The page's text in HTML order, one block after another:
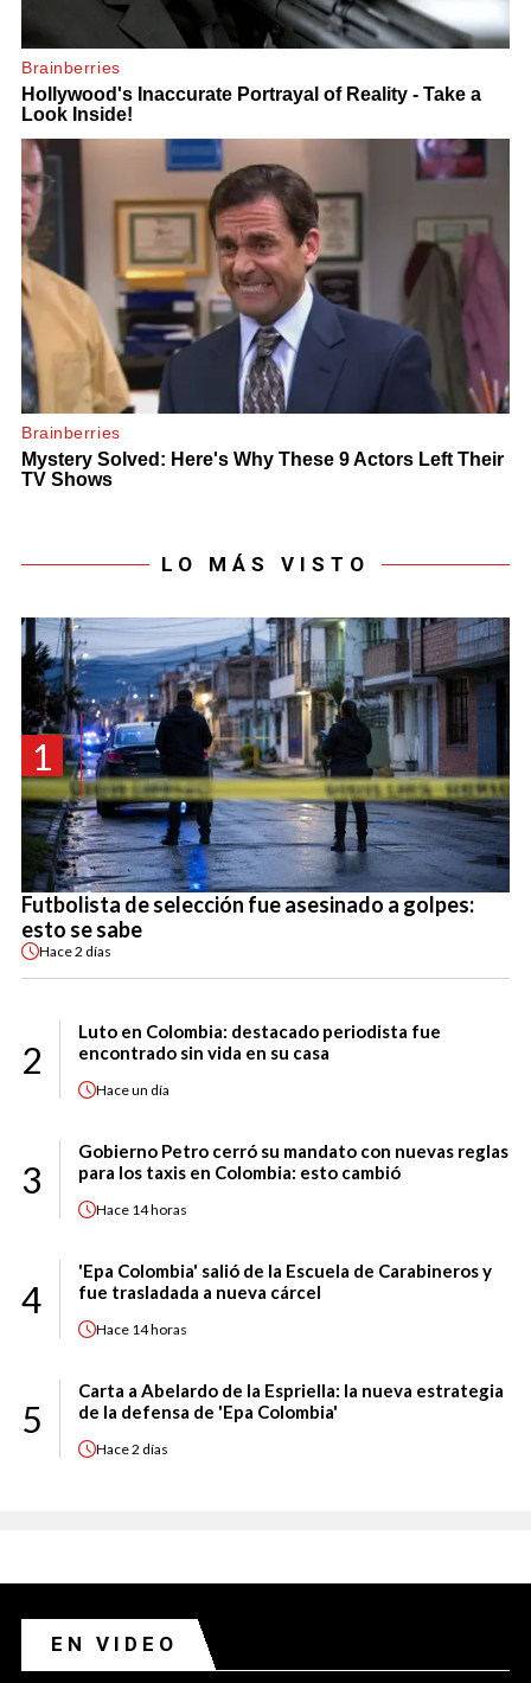
LO MÁS VISTO
1
Futbolista de selección fue asesinado a golpes:
esto se sabe
Hace2 días
2
Luto en Colombia: destacado periodista fue
encontrado sin vida en su casa
Haceun día
3
Gobierno Petro cerró su mandato con nuevas reglas
para los taxis en Colombia: esto cambió
Hace 14 horas
4
'Epa Colombia' salió de la Escuela de Carabineros y
fue trasladada a nueva cárcel
Hace 14 horas
5
Carta a Abelardo de la Espriella: la nueva estrategia
de la defensa de 'Epa Colombia'
Hace2 días
EN VIDEO